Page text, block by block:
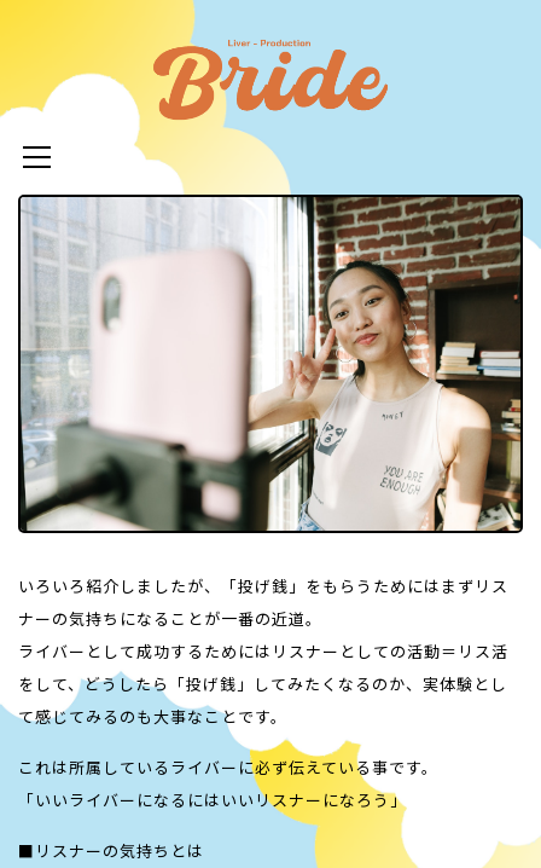
ン
ス
ブライ
ー所属
利 就
ー
いろいろ紹介しましたが、「投げ銭」をもらうためにはまずリス
ナーの気持ちになることが一番の近道。
ライバーとして成功するためにはリスナーとしての活動＝リス活
をして、どうしたら「投げ銭」してみたくなるのか、実体験とし
て感じてみるのも大事なことです。
これは所属しているライバーに必ず伝えている事です。
「いいライバーになるにはいいリスナーになろう」
■リスナーの気持ちとは